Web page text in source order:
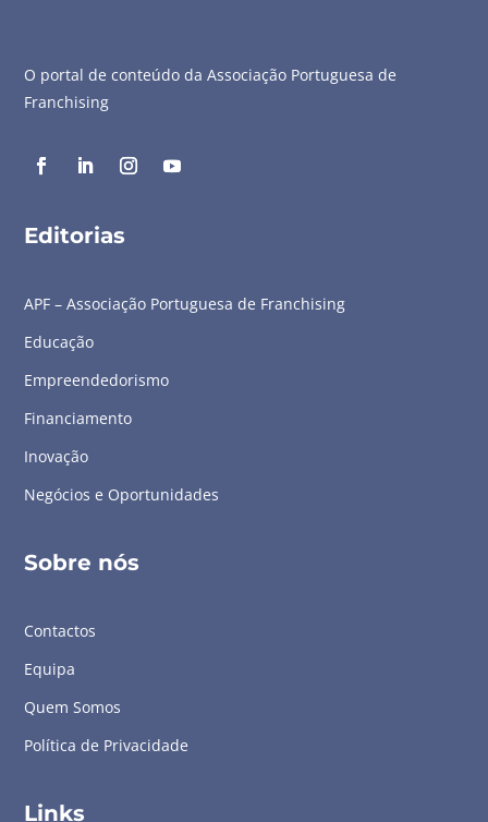
O portal de conteúdo da Associação Portuguesa de
Franchising
Editorias
APF – Associação Portuguesa de Franchising
Educação
Empreendedorismo
Financiamento
Inovação
Negócios e Oportunidades
Sobre nós
Contactos
Equipa
Quem Somos
Política de Privacidade
Links